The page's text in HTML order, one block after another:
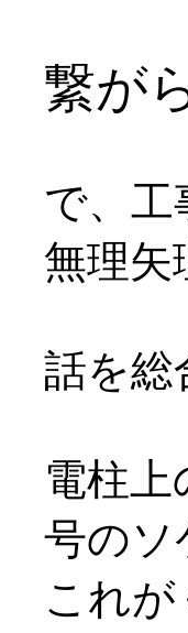
繋が
で、
無理矢
話を
電柱
号のソ
これ